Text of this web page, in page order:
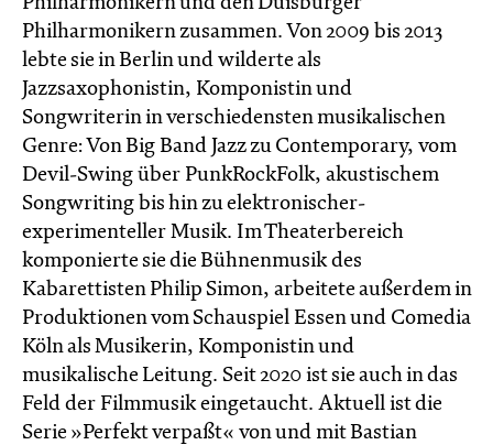
Philharmonikern zusammen. Von 2009 bis 2013
lebte sie in Berlin und wilderte als
Jazzsaxophonistin, Komponistin und
Songwriterin in verschiedensten musikalischen
Genre: Von Big Band Jazz zu Contemporary, vom
Devil-Swing über PunkRockFolk, akustischem
Songwriting bis hin zu elektronischer-
experimenteller Musik. Im Theaterbereich
komponierte sie die Bühnenmusik des
Kabarettisten Philip Simon, arbeitete außerdem in
Produktionen vom Schauspiel Essen und Comedia
Köln als Musikerin, Komponistin und
musikalische Leitung. Seit 2020 ist sie auch in das
Feld der Filmmusik eingetaucht. Aktuell ist die
Serie »Perfekt verpaßt« von und mit Bastian